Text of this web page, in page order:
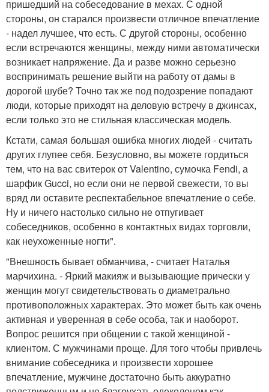
пришедший на собеседование в мехах. С одной
стороны, он старался произвести отличное впечатление
- надел лучшее, что есть. С другой стороны, особенно
если встречаются женщины, между ними автоматически
возникает напряжение. Да и разве можно серьезно
воспринимать решение выйти на работу от дамы в
дорогой шубе? Точно так же под подозрение попадают
люди, которые приходят на деловую встречу в джинсах,
если только это не стильная классическая модель.
Кстати, самая большая ошибка многих людей - считать
других глупее себя. Безусловно, вы можете гордиться
тем, что на вас свитерок от Valentino, сумочка Fendi, а
шарфик Gucci, но если они не первой свежести, то вы
вряд ли оставите респектабельное впечатление о себе.
Ну и ничего настолько сильно не отпугивает
собеседников, особенно в контактных видах торговли,
как неухоженные ногти".
"Внешность бывает обманчива, - считает Наталья
марчихина. - Яркий макияж и вызывающие прически у
женщин могут свидетельствовать о диаметрально
противоположных характерах. Это может быть как очень
активная и уверенная в себе особа, так и наоборот.
Вопрос решится при общении с такой женщиной -
клиентом. С мужчинами проще. Для того чтобы привлечь
внимание собеседника и произвести хорошее
впечатление, мужчине достаточно быть аккуратно